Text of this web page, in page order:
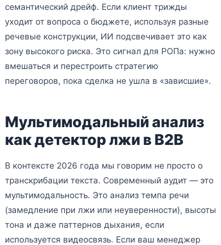
семантический дрейф. Если клиент трижды
уходит от вопроса о бюджете, используя разные
речевые конструкции, ИИ подсвечивает это как
зону высокого риска. Это сигнал для РОПа: нужно
вмешаться и перестроить стратегию
переговоров, пока сделка не ушла в «зависшие».
Мультимодальный анализ
как детектор лжи в B2B
В контексте 2026 года мы говорим не просто о
транскрибации текста. Современный аудит — это
мультимодальность. Это анализ темпа речи
(замедление при лжи или неуверенности), высоты
тона и даже паттернов дыхания, если
используется видеосвязь. Если ваш менеджер